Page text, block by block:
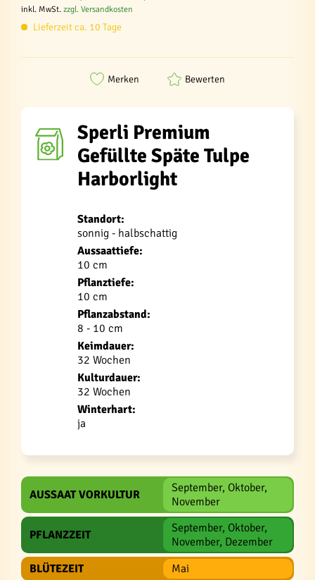
inkl. MwSt. zzgl. Versandkosten
Lieferzeit ca. 10 Tage
Merken Bewerten
Sperli Premium
Gefüllte Späte Tulpe
Harborlight
Standort:
sonnig - halbschattig
Aussaattiefe:
10 cm
Pflanztiefe:
10 cm
Pflanzabstand:
8 - 10 cm
Keimdauer:
32 Wochen
Kulturdauer:
32 Wochen
Winterhart:
ja
AUSSAAT VORKULTUR
September, Oktober,
November
PFLANZZEIT
September, Oktober,
November, Dezember
BLÜTEZEIT
Mai